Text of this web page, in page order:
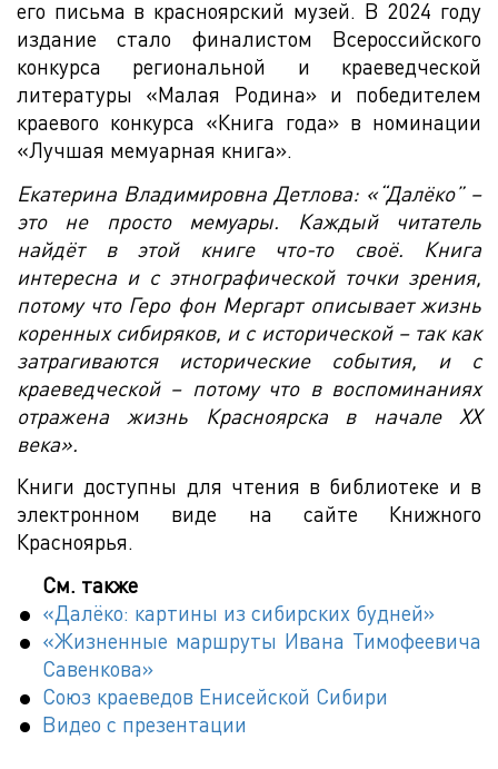
его письма в красноярский музей. В 2024 году
издание стало финалистом Всероссийского
конкурса региональной и краеведческой
литературы «Малая Родина» и победителем
краевого конкурса «Книга года» в номинации
«Лучшая мемуарная книга».
Екатерина Владимировна Детлова: «“Далёко” –
это не просто мемуары. Каждый читатель
найдёт в этой книге что-то своё. Книга
интересна и с этнографической точки зрения,
потому что Геро фон Мергарт описывает жизнь
коренных сибиряков, и с исторической – так как
затрагиваются исторические события, и с
краеведческой – потому что в воспоминаниях
отражена жизнь Красноярска в начале ХХ
века».
Книги доступны для чтения в библиотеке и в
электронном виде на сайте Книжного
Красноярья.
См. также
«Далёко: картины из сибирских будней»
«Жизненные маршруты Ивана Тимофеевича
Савенкова»
Союз краеведов Енисейской Сибири
Видео с презентации